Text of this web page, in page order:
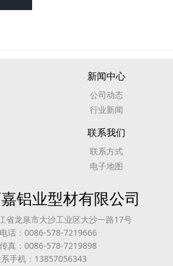
新闻中心
公司动态
行业新闻
联系我们
联系方式
电子地图
铝业型材有限公司
省龙泉市大沙工业区大沙一路17号
话：0086-578-7219666
真：0086-578-7219898
手机：13857056343